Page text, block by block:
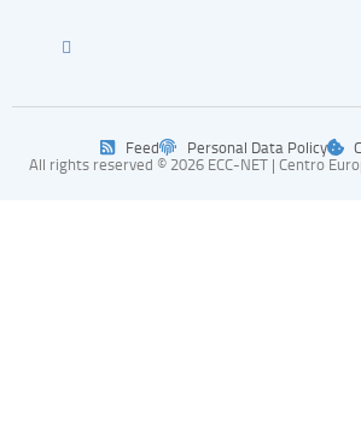
All rights reserved © 2026 ECC-NET | Centro
Feed Personal Data Policy